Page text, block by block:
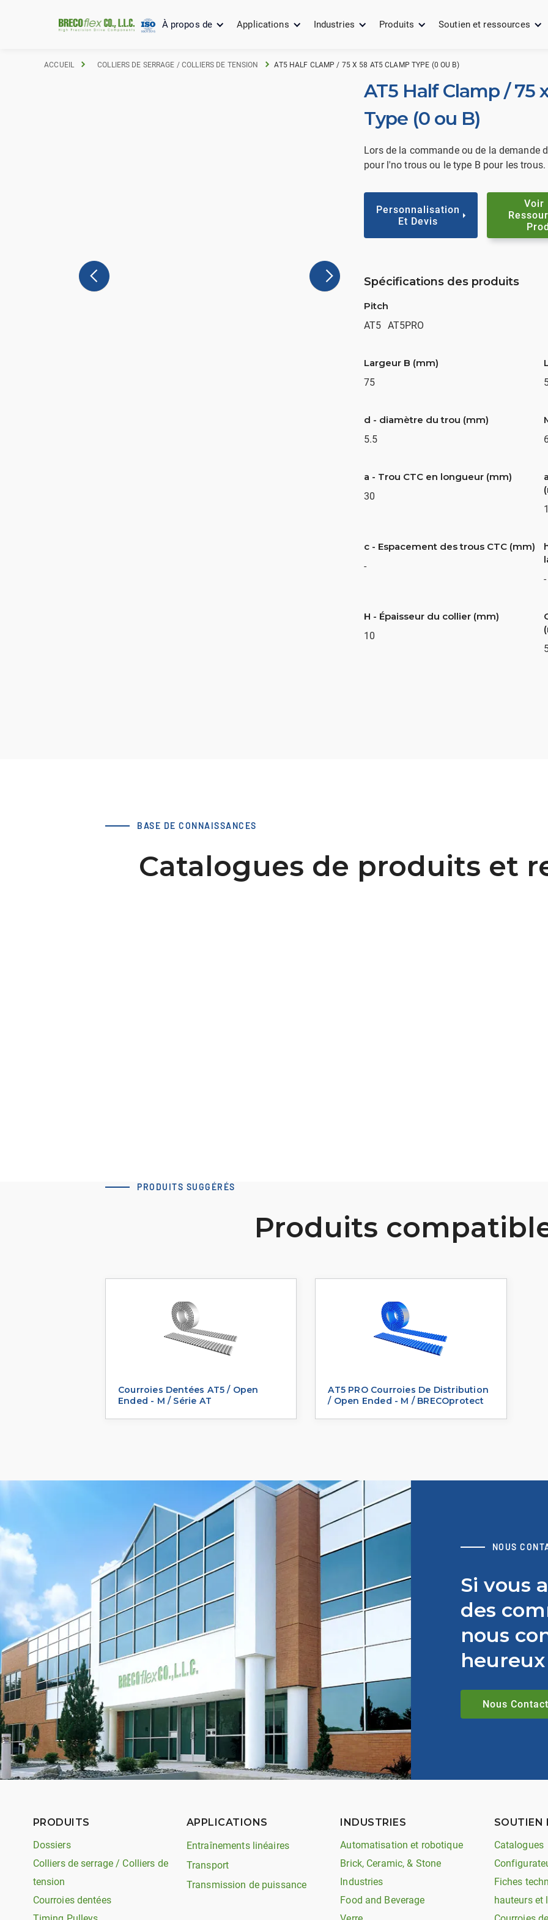
À propos de Applications Industries Produits Soutien et ressources
ACCUEIL COLLIERS DE SERRAGE / COLLIERS DE TENSION AT5 HALF CLAMP / 75 X 58 AT5 CLAMP TYPE (0 OU B)
AT5 Half Clamp / 75
Type (0 ou B)
Lors de la commande ou de la demande
pour l'no trous ou le type B pour les trous.
Personnalisation
Et Devis
Voir
Spécifications des produits
Pitch
AT5 AT5PRO
Largeur B (mm)
75
d - diamètre du trou (mm)
5.5
a - Trou CTC en longueur (mm)
30
c - Espacement des trous CTC (mm)
-
-
H - Épaisseur du collier (mm)
10
BASE DE CONNAISSANCES
Catalogues de produits et
PRODUITS SUGGÉRÉS
Produits
Courroies Dentées AT5 / Open
Ended - M / Série AT
AT5 PRO Courroies De Distribution
/ Open Ended - M / BRECOprotect
NOUS
Si vous
des
nous
Nous
PRODUITS
Dossiers
Colliers de serrage / Colliers de
tension
Courroies dentées
APPLICATIONS
Entraînements linéaires
Transport
Transmission de puissance
INDUSTRIES
Automatisation et robotique
Brick, Ceramic, & Stone
Industries
Food and Beverage
SOUTIEN
Catalogues
Fiches
hauteurs et